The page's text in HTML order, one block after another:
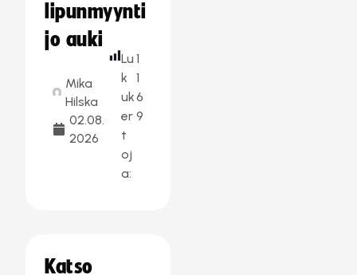
lipunmyynti
jo auki
Mika
Hilska
02.08.
2026
Lu
k
uk
er
t
oj
a:
1
1
6
9
Katso